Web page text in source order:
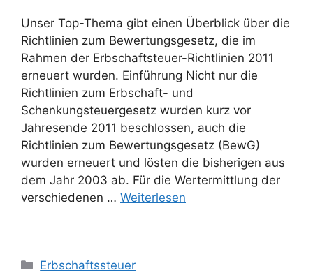
Unser Top-Thema gibt einen Überblick über die
Richtlinien zum Bewertungsgesetz, die im
Rahmen der Erbschaftsteuer-Richtlinien 2011
erneuert wurden. Einführung Nicht nur die
Richtlinien zum Erbschaft- und
Schenkungsteuergesetz wurden kurz vor
Jahresende 2011 beschlossen, auch die
Richtlinien zum Bewertungsgesetz (BewG)
wurden erneuert und lösten die bisherigen aus
dem Jahr 2003 ab. Für die Wertermittlung der
verschiedenen … Weiterlesen
Kategorien
Erbschaftssteuer